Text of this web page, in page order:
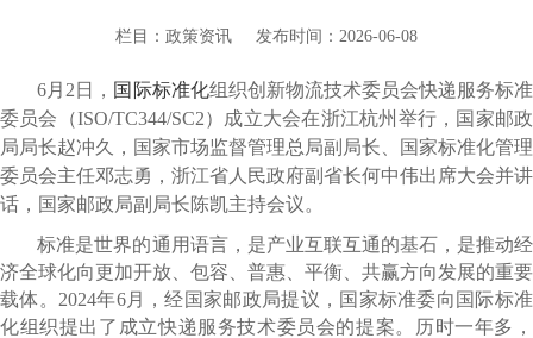
栏目：政策资讯 发布时间：2026-06-08
6月2日， 国际标准化组织创新物流技术委员会快递服务标准
委员会（ISO/TC344/SC2）成立大会在浙江杭州举行，国家邮政
局局长赵冲久，国家市场监督管理总局副局长、国家标准化管理
委员会主任邓志勇，浙江省人民政府副省长何中伟出席大会并讲
话，国家邮政局副局长陈凯主持会议。
标准是世界的通用语言，是产业互联互通的基石，是推动经
济全球化向更加开放、包容、普惠、平衡、共赢方向发展的重要
载体。2024年6月，经国家邮政局提议，国家标准委向国际标准
化组织提出了成立快递服务技术委员会的提案。历时一年多，